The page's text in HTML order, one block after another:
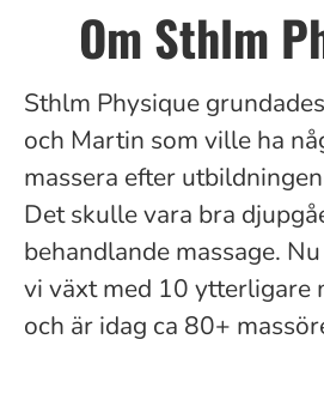
Om Sthlm
Sthlm Physique
och Martin som ville ha
massera efter
Det skulle vara bra
behandlande massage.
vi växt med 10 ytterligare
och är idag ca 80+